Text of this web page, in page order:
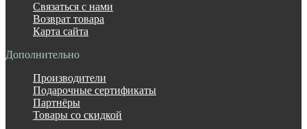
Связаться с нами
Возврат товара
Карта сайта
Дополнительно
Производители
Подарочные сертификаты
Партнёры
Товары со скидкой